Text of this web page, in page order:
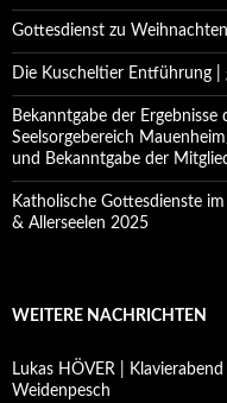
Gottesdienst zu
Die Kuscheltier Entführung |
Bekanntgabe der
Seelsorgebereich
und Bekanntgabe der
Katholische Gottesdienste
& Allerseelen 2025
WEITERE NACHRICHTEN
Lukas HÖVER |
Weidenpesch